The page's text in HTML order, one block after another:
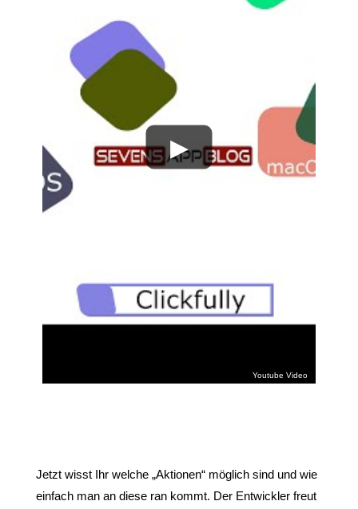
Jetzt wisst Ihr welche „Aktionen“ möglich sind und wie
einfach man an diese ran kommt. Der Entwickler freut